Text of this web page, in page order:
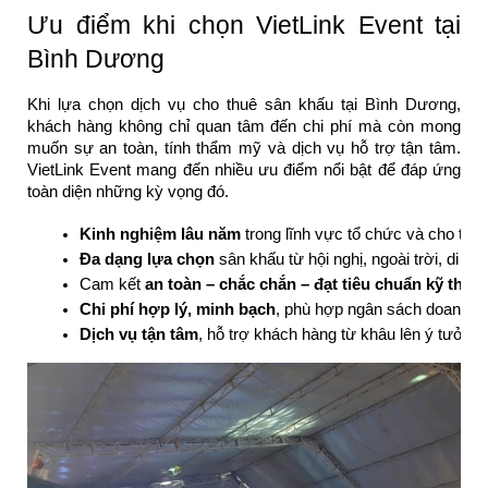
Ưu điểm khi chọn VietLink Event tại
Bình Dương
Khi lựa chọn dịch vụ cho thuê sân khấu tại Bình Dương,
khách hàng không chỉ quan tâm đến chi phí mà còn mong
muốn sự an toàn, tính thẩm mỹ và dịch vụ hỗ trợ tận tâm.
VietLink Event mang đến nhiều ưu điểm nổi bật để đáp ứng
toàn diện những kỳ vọng đó.
Kinh nghiệm lâu năm trong lĩnh vực tổ chức và cho
Đa dạng lựa chọn sân khấu từ hội nghị, ngoài trời, di
Cam kết an toàn – chắc chắn – đạt tiêu chuẩn kỹ thuật
Chi phí hợp lý, minh bạch, phù hợp ngân sách doanh
Dịch vụ tận tâm, hỗ trợ khách hàng từ khâu lên ý